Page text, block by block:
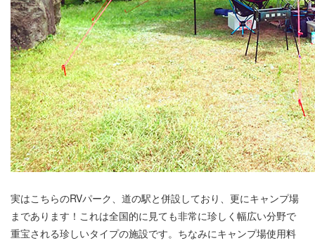
実はこちらのRVパーク、道の駅と併設しており、更にキャンプ場
まであります！これは全国的に見ても非常に珍しく幅広い分野で
重宝される珍しいタイプの施設です。ちなみにキャンプ場使用料